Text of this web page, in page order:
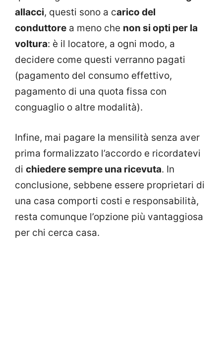
allacci, questi sono a carico del
conduttore a meno che non si opti per la
voltura: è il locatore, a ogni modo, a
decidere come questi verranno pagati
(pagamento del consumo effettivo,
pagamento di una quota fissa con
conguaglio o altre modalità).
Infine, mai pagare la mensilità senza aver
prima formalizzato l’accordo e ricordatevi
di chiedere sempre una ricevuta. In
conclusione, sebbene essere proprietari di
una casa comporti costi e responsabilità,
resta comunque l’opzione più vantaggiosa
per chi cerca casa.